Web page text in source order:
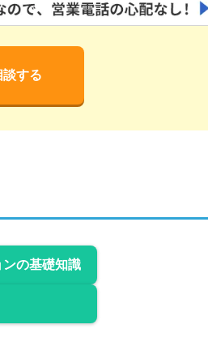
する
の基礎知識